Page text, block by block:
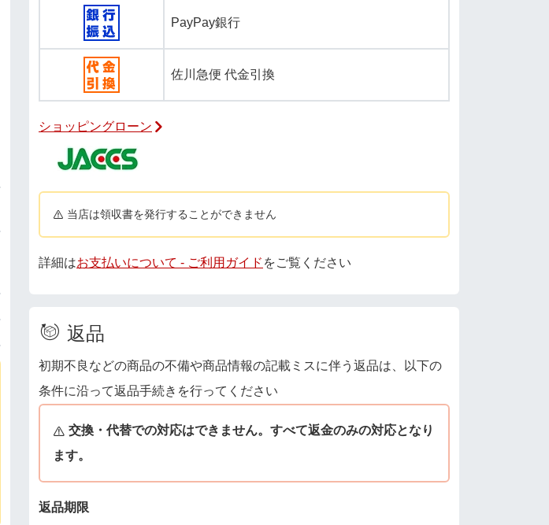
PayPay銀行
佐川急便 代金引換
ショッピングローン
当店は領収書を発行することができません
詳細はお支払いについて - ご利用ガイド をご覧ください
返品
初期不良などの商品の不備や商品情報の記載ミスに伴う返品は、以下の
条件に沿って返品手続きを行ってください
交換・代替での対応はできません。すべて返金のみの対応となり
ます。
返品期限